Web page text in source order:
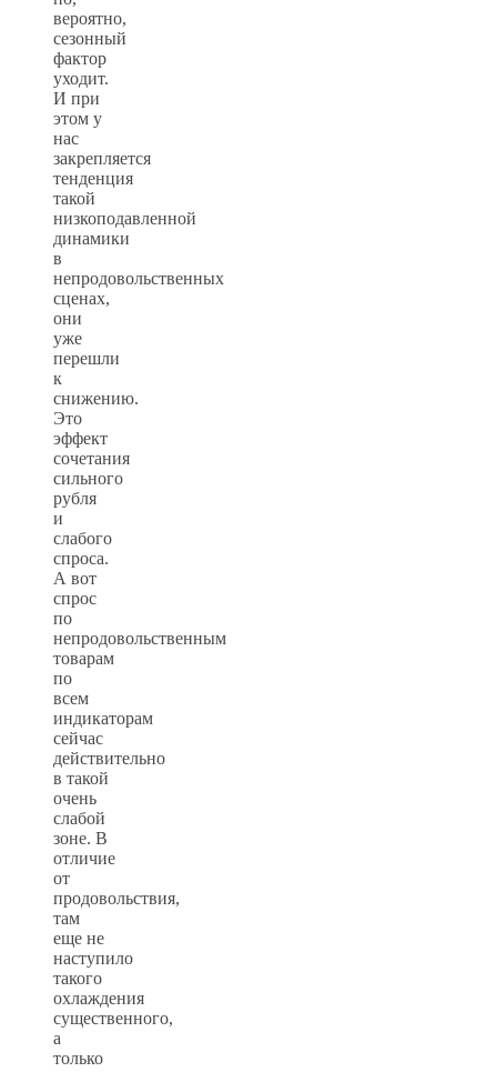
вероятно,
сезонный
фактор
уходит.
И при
этом у
нас
закрепляется
тенденция
такой
низкоподавленной
динамики
в
непродовольственных
сценах,
они
уже
перешли
к
снижению.
Это
эффект
сочетания
сильного
рубля
и
слабого
спроса.
А вот
спрос
по
непродовольственным
товарам
по
всем
индикаторам
сейчас
действительно
в такой
очень
слабой
зоне. В
отличие
от
продовольствия,
там
еще не
наступило
такого
охлаждения
существенного,
а
только